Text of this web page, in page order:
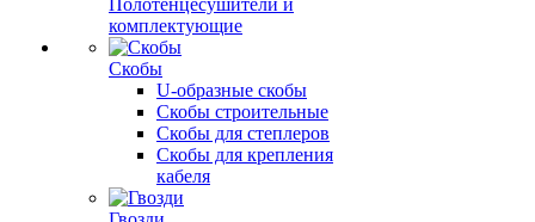
Полотенцесушители и
комплектующие
Скобы
U-образные скобы
Скобы строительные
Скобы для степлеров
Скобы для крепления
кабеля